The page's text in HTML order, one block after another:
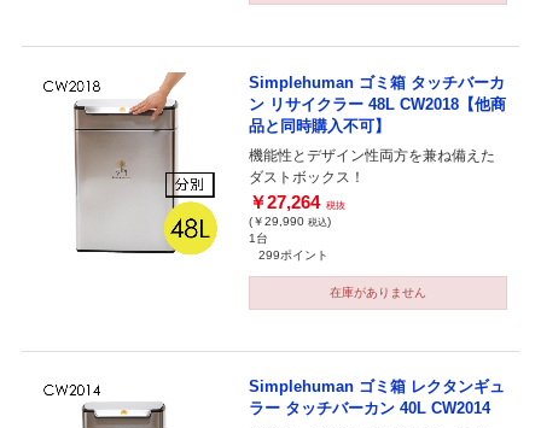
Simplehuman ゴミ箱 タッチバーカ
ン リサイクラー 48L CW2018【他商
品と同時購入不可】
機能性とデザイン性両方を兼ね備えた
ダストボックス！
￥27,264 税抜
(￥29,990 税込)
1台
299ポイント
在庫がありません
Simplehuman ゴミ箱 レクタンギュ
ラー タッチバーカン 40L CW2014